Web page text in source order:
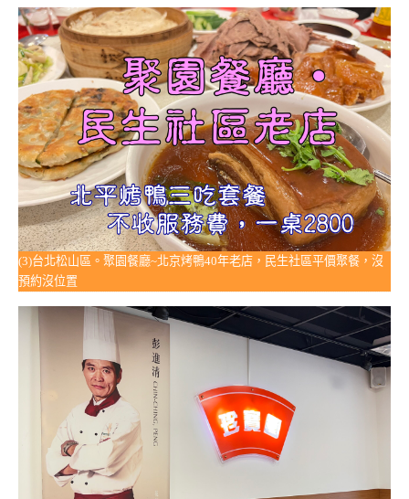
(3)台北松山區。聚園餐廳~北京烤鴨40年老店，民生社區平價聚餐，沒
預約沒位置